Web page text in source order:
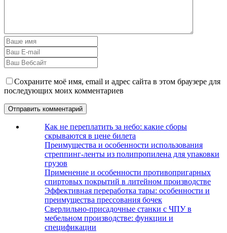
Сохраните моё имя, email и адрес сайта в этом браузере для
последующих моих комментариев
Как не переплатить за небо: какие сборы
скрываются в цене билета
Преимущества и особенности использования
стреппинг-ленты из полипропилена для упаковки
грузов
Применение и особенности противопригарных
спиртовых покрытий в литейном производстве
Эффективная переработка тары: особенности и
преимущества прессования бочек
Сверлильно-присадочные станки с ЧПУ в
мебельном производстве: функции и
спецификации